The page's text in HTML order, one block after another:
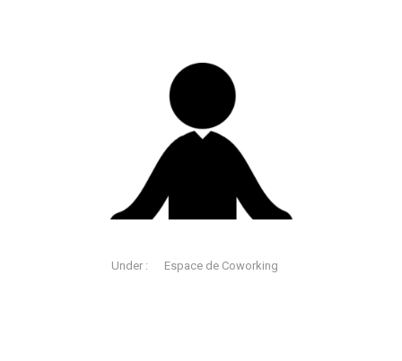
Under : Espace de Coworking